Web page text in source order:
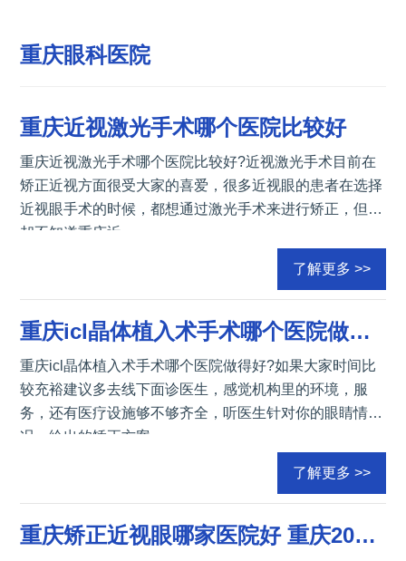
重庆眼科医院
重庆近视激光手术哪个医院比较好
重庆近视激光手术哪个医院比较好?近视激光手术目前在
矫正近视方面很受大家的喜爱，很多近视眼的患者在选择
近视眼手术的时候，都想通过激光手术来进行矫正，但是
却不知道重庆近
了解更多 >>
重庆icl晶体植入术手术哪个医院做得好
重庆icl晶体植入术手术哪个医院做得好?如果大家时间比
较充裕建议多去线下面诊医生，感觉机构里的环境，服
务，还有医疗设施够不够齐全，听医生针对你的眼睛情
况，给出的矫正方案
了解更多 >>
重庆矫正近视眼哪家医院好 重庆2021年近视手术价格